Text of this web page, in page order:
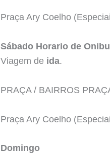
Praça Ary Coelho
Sábado Horario de
Viagem de ida.
PRAÇA / BAIRROS
Praça Ary Coelho
Domingo